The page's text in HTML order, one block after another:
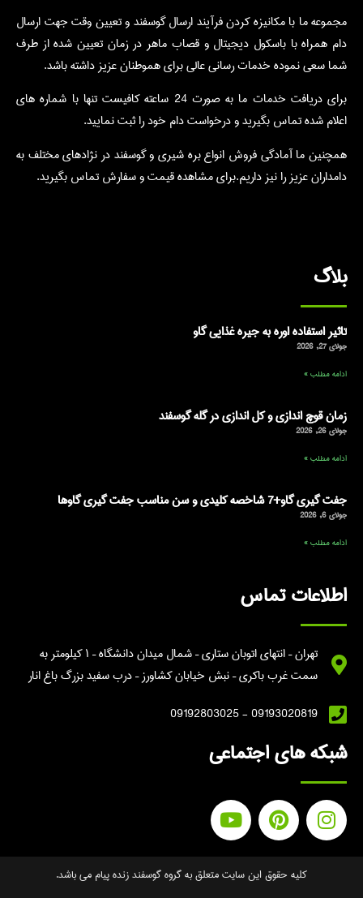
مجموعه ما با مکانیزه کردن فرآیند ارسال گوسفند و تعیین وقت جهت ارسال
دام همراه با باسکول دیجیتال و قصاب ماهر در زمان تعیین شده از طرف
شما سعی نموده خدمات رسانی عالی برای هموطنان عزیز داشته باشد.
برای دریافت خدمات ما به صورت 24 ساعته کافیست تنها با شماره های
اعلام شده تماس بگیرید و درخواست دام خود را ثبت نمایید.
همچنین ما آمادگی فروش انواع بره شیری و گوسفند در نژادهای مختلف به
دامداران عزیز را نیز داریم.برای مشاهده قیمت و سفارش تماس بگیرید.
بلاگ
تاثیر استفاده اوره به جیره غذایی گاو
جولای 27, 2026
ادامه مطلب »
زمان قوچ اندازی و کل اندازی در گله گوسفند
جولای 26, 2026
ادامه مطلب »
جفت گیری گاو+7 شاخصه کلیدی و سن مناسب جفت گیری گاوها
جولای 6, 2026
ادامه مطلب »
اطلاعات تماس
تهران – انتهای اتوبان ستاری – شمال میدان دانشگاه – ۱ کیلومتر به
سمت غرب باکری – نبش خیابان کشاورز – درب سفید بزرگ باغ انار
09193020819 - 09192803025
شبکه های اجتماعی
کلیه حقوق این سایت متعلق به گروه گوسفند زنده پیام می باشد.